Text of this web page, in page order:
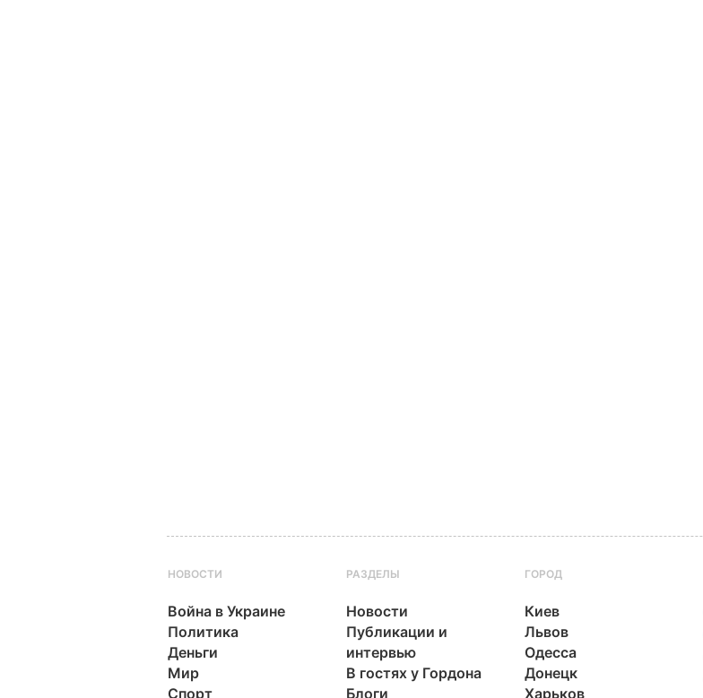
НОВОСТИ
Война в Украине
Политика
Деньги
Мир
Спорт
РАЗДЕЛЫ
Новости
Публикации и
интервью
В гостях у Гордона
Блоги
ГОРОД
Киев
Львов
Одесса
Донецк
Харьков